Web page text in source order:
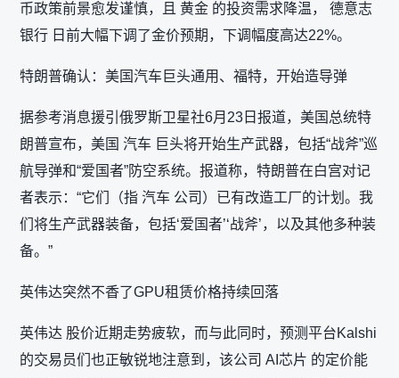
币政策前景愈发谨慎，且 黄金 的投资需求降温， 德意志
银行 日前大幅下调了金价预期，下调幅度高达22%。
特朗普确认：美国汽车巨头通用、福特，开始造导弹
据参考消息援引俄罗斯卫星社6月23日报道，美国总统特
朗普宣布，美国 汽车 巨头将开始生产武器，包括“战斧”巡
航导弹和“爱国者”防空系统。报道称，特朗普在白宫对记
者表示：“它们（指 汽车 公司）已有改造工厂的计划。我
们将生产武器装备，包括‘爱国者’‘战斧’，以及其他多种装
备。”
英伟达突然不香了GPU租赁价格持续回落
英伟达 股价近期走势疲软，而与此同时，预测平台Kalshi
的交易员们也正敏锐地注意到，该公司 AI芯片 的定价能